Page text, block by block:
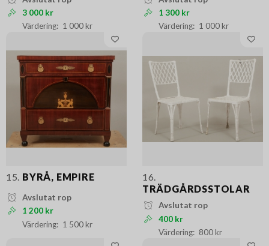
3 000 kr
1 000 kr
1 300 kr
1 000 kr
15. BYRÅ, EMPIRE
Avslutat rop
1 200 kr
1 500 kr
16.
TRÄDGÅRDSSTOLAR
Avslutat rop
400 kr
800 kr